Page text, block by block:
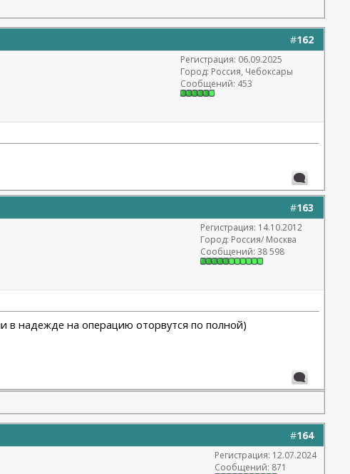
#162
Регистрация: 06.09.2025
Город: Россия, Чебоксары
Сообщений: 453
#163
Регистрация: 14.10.2012
Город: Россия/ Москва
Сообщений: 38 598
в надежде на операцию оторвутся по полной)
#164
Регистрация: 12.07.2024
Сообщений: 871